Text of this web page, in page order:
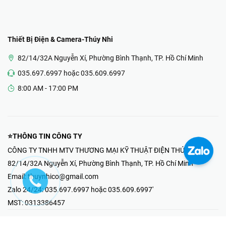
Thiết Bị Điện & Camera-Thúy Nhi
82/14/32A Nguyễn Xí, Phường Bình Thạnh, TP. Hồ Chí Minh
035.697.6997 hoặc 035.609.6997
8:00 AM - 17:00 PM
⭐THÔNG TIN CÔNG TY
CÔNG TY TNHH MTV THƯƠNG MẠI KỸ THUẬT ĐIỆN THÚY NHI
82/14/32A Nguyễn Xí, Phường Bình Thạnh, TP. Hồ Chí Minh
Email: thuynhico@gmail.com
Zalo 24/24:035.697.6997 hoặc 035.609.6997'
MST:0313386457